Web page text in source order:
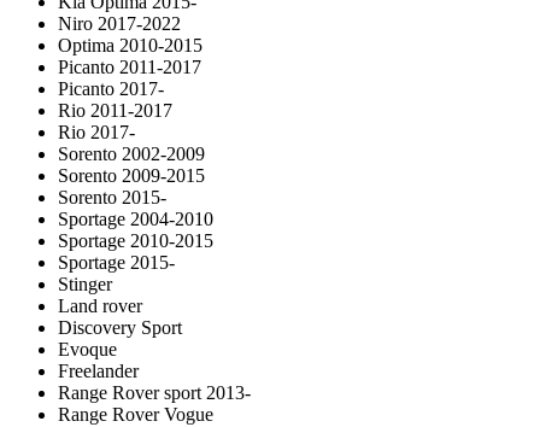
Niro 2017-2022
Optima 2010-2015
Picanto 2011-2017
Picanto 2017-
Rio 2011-2017
Rio 2017-
Sorento 2002-2009
Sorento 2009-2015
Sorento 2015-
Sportage 2004-2010
Sportage 2010-2015
Sportage 2015-
Stinger
Land rover
Discovery Sport
Evoque
Freelander
Range Rover sport 2013-
Range Rover Vogue